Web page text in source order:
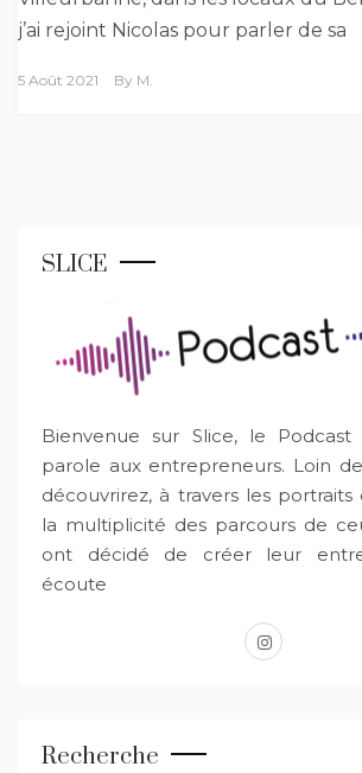
j’ai rejoint Nicolas pour parler de sa
5 Août 2021 By M.
SLICE
Bienvenue sur Slice, le
parole aux entrepreneurs. Loin
découvrirez, à travers les portraits
la multiplicité des parcours de
ont décidé de créer leur
écoute
instagram
Recherche